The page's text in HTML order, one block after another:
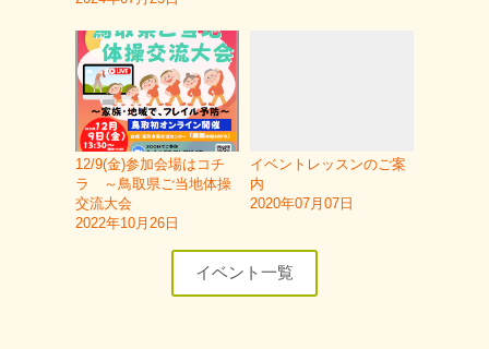
12/9(金)参加会場はコチ
ラ ～鳥取県ご当地体操
交流大会
2022年10月26日
イベントレッスンのご案
内
2020年07月07日
イベント一覧